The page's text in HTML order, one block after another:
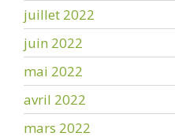
juillet 2022
juin 2022
mai 2022
avril 2022
mars 2022